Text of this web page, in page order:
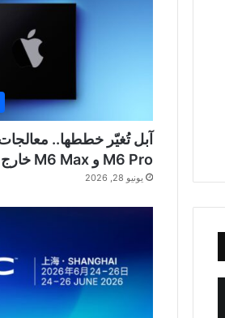
M6 Pro و M6 Max خارج الحسابات
يونيو 28, 2026